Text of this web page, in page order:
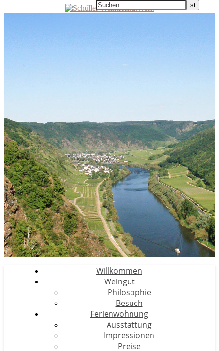
Willkommen
Weingut
Philosophie
Besuch
Ferienwohnung
Ausstattung
Impressionen
Preise